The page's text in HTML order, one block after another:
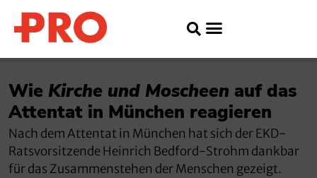
Wie Kirche und Moscheen auf das
Attentat in München reagieren
Nach dem Attentat in München hat sich der EKD-
Ratsvorsitzende Heinrich Bedford-Strohm dankbar
für das Zusammenstehen der Menschen gezeigt.